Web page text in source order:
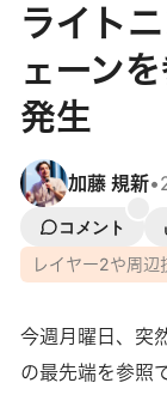
ライト
ェーン
発生
加藤 規新•
コメント
レイヤー2や周辺
今週月曜日、突
の最先端を参照